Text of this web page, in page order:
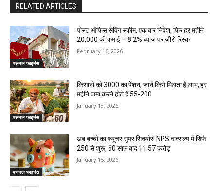
RELATED ARTICLES
पर्सनल फाइनेंस
पोस्ट ऑफिस सेविंग स्कीम: एक बार निवेश, फिर हर महीने
₹20,000 की कमाई – 8.2% ब्याज पर जीरो रिस्क
February 16, 2026
पर्सनल फाइनेंस
किसानों को ₹3000 का पेंशन, जानें किसे मिलता है लाभ, हर
महीने जमा करने होते हैं ₹55-200
January 18, 2026
पर्सनल फाइनेंस
अब बच्चों का फ्यूचर सुपर सिक्योर! NPS वात्सल्य में सिर्फ
₹250 से शुरू, 60 साल बाद 11.57 करोड़
January 15, 2026